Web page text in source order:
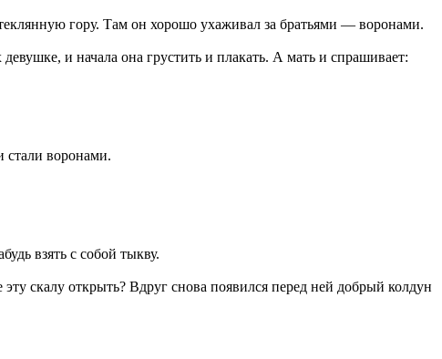
гору. Там он хорошо ухаживал за братьями — воронами.
и начала она грустить и плакать. А мать и спрашивает:
стали воронами.
взять с собой тыкву.
скалу открыть? Вдруг снова появился перед ней добрый колдун